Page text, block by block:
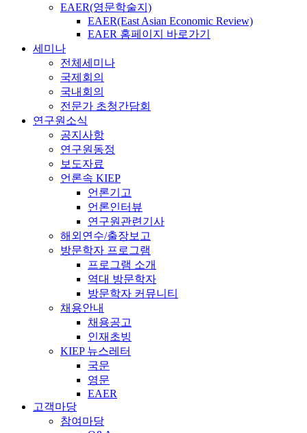
EAER(영문학술지)
EAER(East Asian Economic Review)
EAER 홈페이지 바로가기
세미나
전체세미나
국제회의
국내회의
전문가 초청간담회
연구원소식
공지사항
연구원동정
보도자료
언론속 KIEP
언론기고
언론인터뷰
연구원관련기사
해외연수/출장보고
방문학자 프로그램
프로그램 소개
역대 방문학자
방문학자 커뮤니티
채용안내
채용공고
인재초빙
KIEP 뉴스레터
국문
영문
EAER
고객마당
참여마당